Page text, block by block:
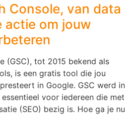
Console, van data
actie om jouw
(GSC), tot 2015 bekend als
is een gratis tool die jou
in Google. GSC werd in
voor iedereen die met
(SEO) bezig is. Hoe ga je nu